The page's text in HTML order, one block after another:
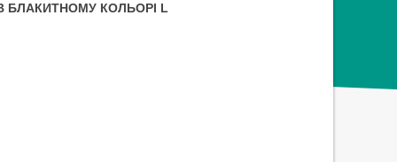
БЛАКИТНОМУ КОЛЬОРІ L